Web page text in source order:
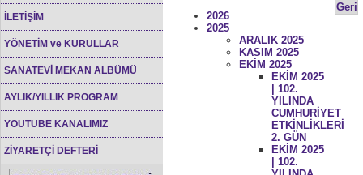
İLETİŞİM
YÖNETİM ve KURULLAR
SANATEVİ MEKAN ALBÜMÜ
AYLIK/YILLIK PROGRAM
YOUTUBE KANALIMIZ
ZİYARETÇİ DEFTERİ
Geri
2026
2025
ARALIK 2025
KASIM 2025
EKİM 2025
EKİM 2025
| 102.
YILINDA
CUMHURİYET
ETKİNLİKLERİ
2. GÜN
EKİM 2025
| 102.